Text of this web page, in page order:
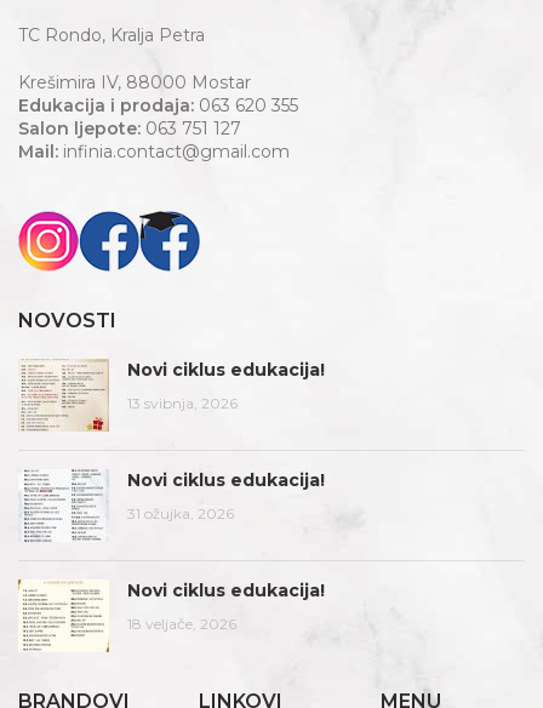
TC Rondo, Kralja Petra
Krešimira IV, 88000 Mostar
Edukacija i prodaja: 063 620 355
Salon ljepote: 063 751 127
Mail: infinia.contact@gmail.com
NOVOSTI
Novi ciklus edukacija!
13 svibnja, 2026
Novi ciklus edukacija!
31 ožujka, 2026
Novi ciklus edukacija!
18 veljače, 2026
BRANDOVI LINKOVI MENU